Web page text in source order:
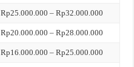
Rp25.000.000 – Rp32.000.000
Rp20.000.000 – Rp28.000.000
Rp16.000.000 – Rp25.000.000